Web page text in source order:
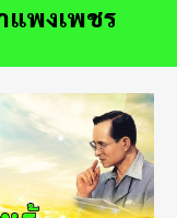
แพงเพชร